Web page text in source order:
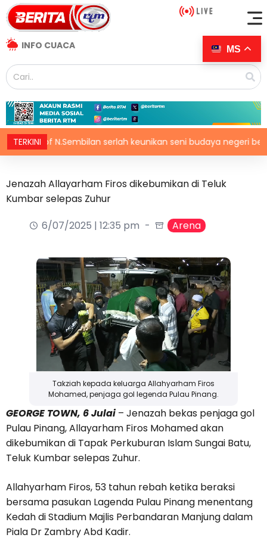
INFO CUACA
TERKINI
of N.Sembilan serlah keunikan seni budaya negeri beradat
Jenazah Allayarham Firos dikebumikan di Teluk
Kumbar selepas Zuhur
6/07/2025 | 12:35 pm
Arena
Takziah kepada keluarga Allahyarham Firos
Mohamed, penjaga gol legenda Pulau Pinang.
GEORGE TOWN, 6 Julai– Jenazah bekas penjaga gol
Pulau Pinang, Allayarham Firos Mohamed akan
dikebumikan di Tapak Perkuburan Islam Sungai Batu,
Teluk Kumbar selepas Zuhur.
Allahyarham Firos, 53 tahun rebah ketika beraksi
bersama pasukan Lagenda Pulau Pinang menentang
Kedah di Stadium Majlis Perbandaran Manjung dalam
Piala Dr Zambry Abd Kadir.
MS